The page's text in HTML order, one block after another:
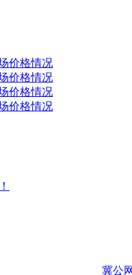
价格情况
价格情况
价格情况
价格情况
冀公